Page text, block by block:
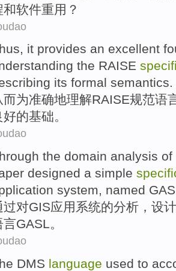
和软件重用 ？
, it provides an excellent
the RAISE
its formal semantics.
而为准确地理解RAISE规范语
好的基础。
the domain analysis of
designed a simple
system, named
过对GIS应用 系统的分析 ， 设
言GASL。
DMS language used to